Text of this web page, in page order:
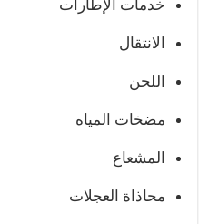
خدمات الإطارات
الانتقال
اللحن
مضخات المياه
المشعاع
محاذاة العجلات